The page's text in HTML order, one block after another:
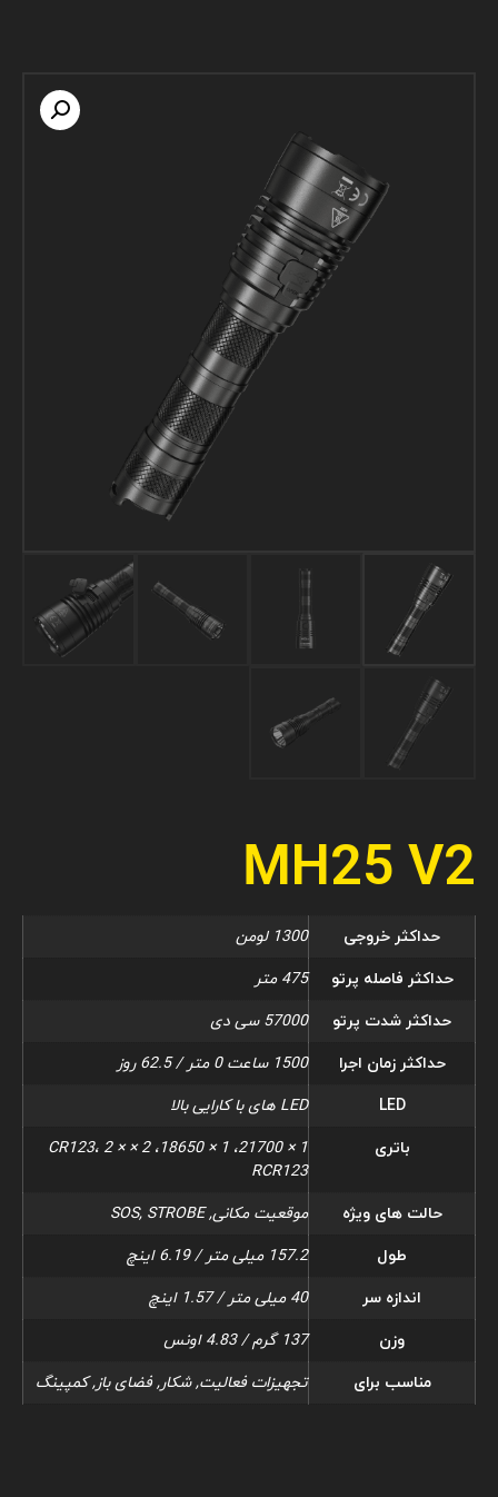
MH25 V2
حداکثر خروجی
1300 لومن
حداکثر فاصله پرتو
475 متر
حداکثر شدت پرتو
57000 سی دی
حداکثر زمان اجرا
1500 ساعت 0 متر / 62.5 روز
LED
LED های با کارایی بالا
باتری
1 × 21700، 1 × 18650، 2 × CR123، 2 ×
RCR123
حالت های ویژه
موقعیت مکانی, SOS, STROBE
طول
157.2 میلی متر / 6.19 اینچ
اندازه سر
40 میلی متر / 1.57 اینچ
وزن
137 گرم / 4.83 اونس
مناسب برای
تجهیزات فعالیت, شکار, فضای باز, کمپینگ